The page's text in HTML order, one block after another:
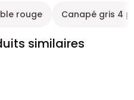
rouge Canapé gris 4
similaires